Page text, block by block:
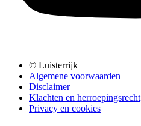
© Luisterrijk
Algemene voorwaarden
Disclaimer
Klachten en herroepingsrecht
Privacy en cookies